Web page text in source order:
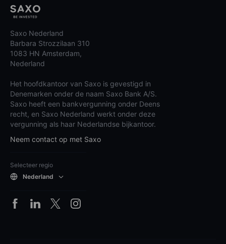
Saxo Nederland
Barbara Strozzilaan 310
1083 HN Amsterdam,
Nederland
Het hoofdkantoor van Saxo is gevestigd in
Denemarken onder de naam Saxo Bank A/S.
Saxo heeft een bankvergunning onder Deens
recht, en Saxo Nederland werkt onder deze
vergunning als haar Nederlandse bijkantoor.
Neem contact op met Saxo
Selecteer regio
Nederland